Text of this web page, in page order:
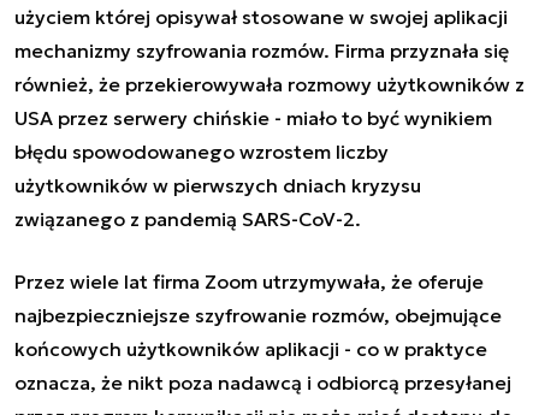
użyciem której opisywał stosowane w swojej aplikacji
mechanizmy szyfrowania rozmów. Firma przyznała się
również, że przekierowywała rozmowy użytkowników z
USA przez serwery chińskie - miało to być wynikiem
błędu spowodowanego wzrostem liczby
użytkowników w pierwszych dniach kryzysu
związanego z pandemią SARS-CoV-2.
Przez wiele lat firma Zoom utrzymywała, że oferuje
najbezpieczniejsze szyfrowanie rozmów, obejmujące
końcowych użytkowników aplikacji - co w praktyce
oznacza, że nikt poza nadawcą i odbiorcą przesyłanej